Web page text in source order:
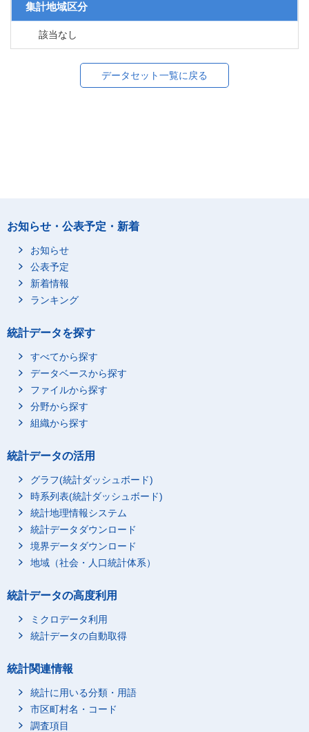
集計地域区分
該当なし
データセット一覧に戻る
お知らせ・公表予定・新着
お知らせ
公表予定
新着情報
ランキング
統計データを探す
すべてから探す
データベースから探す
ファイルから探す
分野から探す
組織から探す
統計データの活用
グラフ(統計ダッシュボード)
時系列表(統計ダッシュボード)
統計地理情報システム
統計データダウンロード
境界データダウンロード
地域（社会・人口統計体系）
統計データの高度利用
ミクロデータ利用
統計データの自動取得
統計関連情報
統計に用いる分類・用語
市区町村名・コード
調査項目